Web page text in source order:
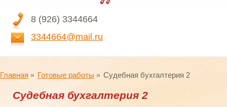
8 (926) 3344664
3344664@mail.ru
Главная Готовые работы Судебная бухгалтерия 2
Судебная бухгалтерия 2